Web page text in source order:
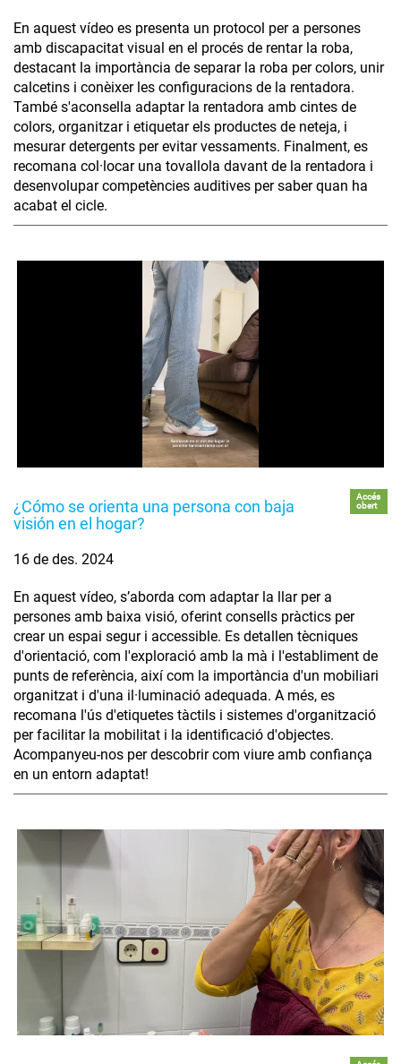
En aquest vídeo es presenta un protocol per a persones
amb discapacitat visual en el procés de rentar la roba,
destacant la importància de separar la roba per colors, unir
calcetins i conèixer les configuracions de la rentadora.
També s'aconsella adaptar la rentadora amb cintes de
colors, organitzar i etiquetar els productes de neteja, i
mesurar detergents per evitar vessaments. Finalment, es
recomana col·locar una tovallola davant de la rentadora i
desenvolupar competències auditives per saber quan ha
acabat el cicle.
¿Cómo se orienta una persona con baja
visión en el hogar?
Accés
obert
16 de des. 2024
En aquest vídeo, s’aborda com adaptar la llar per a
persones amb baixa visió, oferint consells pràctics per
crear un espai segur i accessible. Es detallen tècniques
d'orientació, com l'exploració amb la mà i l'establiment de
punts de referència, així com la importància d'un mobiliari
organitzat i d'una il·luminació adequada. A més, es
recomana l'ús d'etiquetes tàctils i sistemes d'organització
per facilitar la mobilitat i la identificació d'objectes.
Acompanyeu-nos per descobrir com viure amb confiança
en un entorn adaptat!